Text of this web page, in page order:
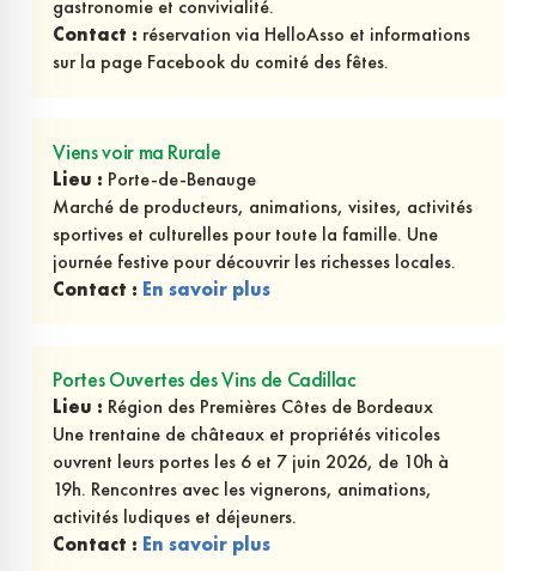
gastronomie et convivialité.
Contact : réservation via HelloAsso et informations
sur la page Facebook du comité des fêtes.
Viens voir ma Rurale
Lieu : Porte-de-Benauge
Marché de producteurs, animations, visites, activités
sportives et culturelles pour toute la famille. Une
journée festive pour découvrir les richesses locales.
Contact : En savoir plus
Portes Ouvertes des Vins de Cadillac
Lieu : Région des Premières Côtes de Bordeaux
Une trentaine de châteaux et propriétés viticoles
ouvrent leurs portes les 6 et 7 juin 2026, de 10h à
19h. Rencontres avec les vignerons, animations,
activités ludiques et déjeuners.
Contact : En savoir plus